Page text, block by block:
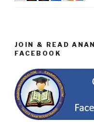
JOIN & READ
FACEBOOK